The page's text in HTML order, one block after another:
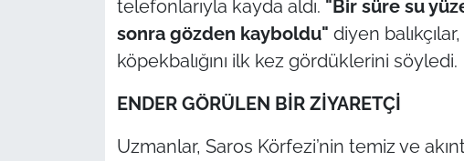
telefonlarıyla kayda aldı. "Bir süre su
sonra gözden kayboldu" diyen
köpekbalığını ilk kez gördüklerini söyledi.
ENDER GÖRÜLEN BİR ZİYARETÇİ
Uzmanlar, Saros Körfezi’nin temiz ve
Flaş Haber
Dış Haberler
İş Dünyası